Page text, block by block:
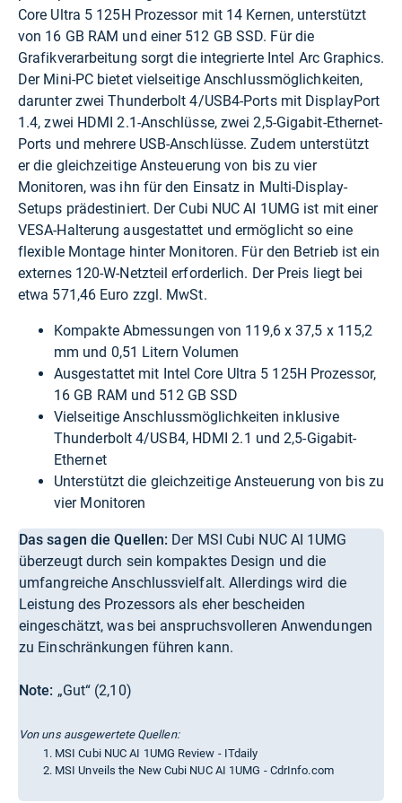
Core Ultra 5 125H Prozessor mit 14 Kernen, unterstützt
von 16 GB RAM und einer 512 GB SSD. Für die
Grafikverarbeitung sorgt die integrierte Intel Arc Graphics.
Der Mini-PC bietet vielseitige Anschlussmöglichkeiten,
darunter zwei Thunderbolt 4/USB4-Ports mit DisplayPort
1.4, zwei HDMI 2.1-Anschlüsse, zwei 2,5-Gigabit-Ethernet-
Ports und mehrere USB-Anschlüsse. Zudem unterstützt
er die gleichzeitige Ansteuerung von bis zu vier
Monitoren, was ihn für den Einsatz in Multi-Display-
Setups prädestiniert. Der Cubi NUC AI 1UMG ist mit einer
VESA-Halterung ausgestattet und ermöglicht so eine
flexible Montage hinter Monitoren. Für den Betrieb ist ein
externes 120-W-Netzteil erforderlich. Der Preis liegt bei
etwa 571,46 Euro zzgl. MwSt.
Kompakte Abmessungen von 119,6 x 37,5 x 115,2
mm und 0,51 Litern Volumen
Ausgestattet mit Intel Core Ultra 5 125H Prozessor,
16 GB RAM und 512 GB SSD
Vielseitige Anschlussmöglichkeiten inklusive
Thunderbolt 4/USB4, HDMI 2.1 und 2,5-Gigabit-
Ethernet
Unterstützt die gleichzeitige Ansteuerung von bis zu
vier Monitoren
Das sagen die Quellen: Der MSI Cubi NUC AI 1UMG
überzeugt durch sein kompaktes Design und die
umfangreiche Anschlussvielfalt. Allerdings wird die
Leistung des Prozessors als eher bescheiden
eingeschätzt, was bei anspruchsvolleren Anwendungen
zu Einschränkungen führen kann.
Note: „Gut“ (2,10)
Von uns ausgewertete Quellen:
MSI Cubi NUC AI 1UMG Review - ITdaily
MSI Unveils the New Cubi NUC AI 1UMG - CdrInfo.com